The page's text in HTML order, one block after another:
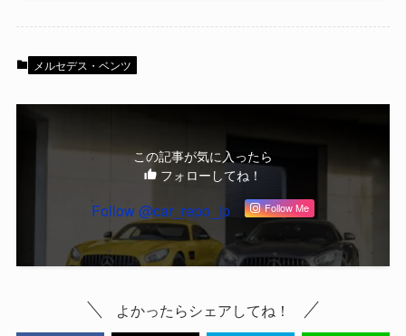
メルセデス・ベンツ
この記事が気に入ったら
フォローしてね！
Follow @car_repo_jp Follow Me
よかったらシェアしてね！